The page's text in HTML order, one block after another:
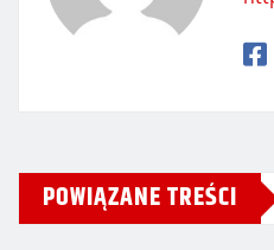
POWIĄZANE TREŚCI